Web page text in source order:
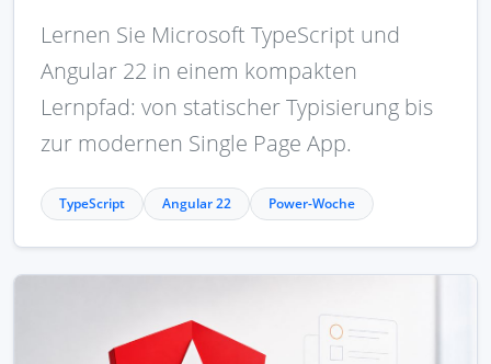
Lernen Sie Microsoft TypeScript und
Angular 22 in einem kompakten
Lernpfad: von statischer Typisierung bis
zur modernen Single Page App.
TypeScript Angular 22 Power-Woche